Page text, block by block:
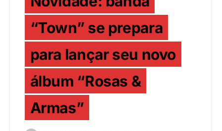
“Town” se prepara
para lançar seu novo
álbum “Rosas &
Armas”